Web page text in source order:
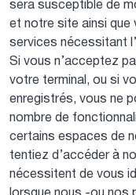
sera susceptible de
et notre site ainsi
services nécessitant
Si vous n’acceptez
votre terminal, ou si
enregistrés, vous ne
nombre de
certains espaces de
tentiez d’accéder à
nécessitent de vous